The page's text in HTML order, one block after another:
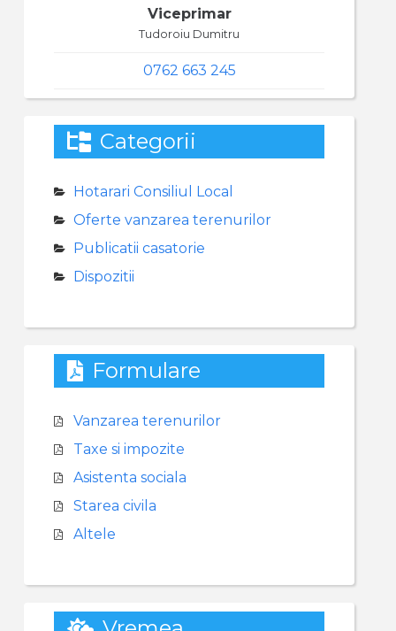
Viceprimar
Tudoroiu Dumitru
0762 663 245
Categorii
Hotarari Consiliul Local
Oferte vanzarea terenurilor
Publicatii casatorie
Dispozitii
Formulare
Vanzarea terenurilor
Taxe si impozite
Asistenta sociala
Starea civila
Altele